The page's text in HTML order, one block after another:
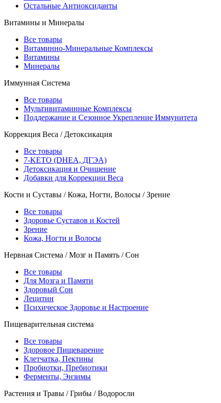
Остальные Антиоксиданты
Витамины и Минералы
Все товары
Витаминно-Минеральные Комплексы
Витамины
Минералы
Иммунная Система
Все товары
Мультивитаминные Комплексы
Поддержание и Сезонное Укрепление Иммунитета
Коррекция Веса / Детоксикация
Все товары
7-KETO (DHEA, ДГЭА)
Детоксикация и Очищение
Добавки для Коррекции Веса
Кости и Суставы / Кожа, Ногти, Волосы / Зрение
Все товары
Здоровье Суставов и Костей
Зрение
Кожа, Ногти и Волосы
Нервная Система / Мозг и Память / Сон
Все товары
Для Мозга и Памяти
Здоровый Сон
Лецитин
Психическое Здоровье и Настроение
Пищеварительная система
Все товары
Здоровое Пищеварение
Клетчатка, Пектины
Пробиотки, Пребиотики
Ферменты, Энзимы
Растения и Травы / Грибы / Водоросли